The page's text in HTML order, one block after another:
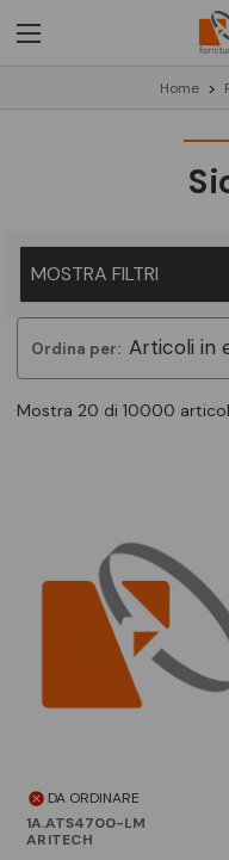
Home
MOSTRA FILTRI
Mostra 20 di 10000
Ordina per:
DA ORDINARE
1A.ATS4700-LM
ARITECH